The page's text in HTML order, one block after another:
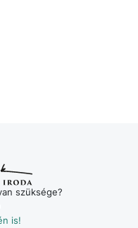
szüksége?
is!